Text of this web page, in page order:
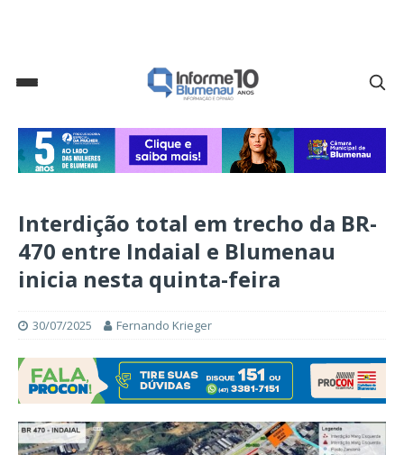
Interdição total em trecho da BR-
470 entre Indaial e Blumenau
inicia nesta quinta-feira
30/07/2025 Fernando Krieger